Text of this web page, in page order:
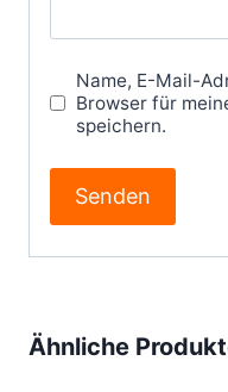
Name, E-Mail-
Browser für
speichern.
Ähnliche